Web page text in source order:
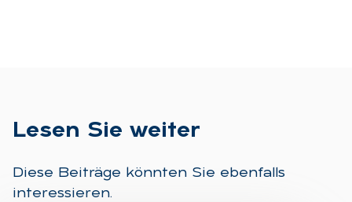
Le­sen Sie wei­ter
Diese Beiträge könnten Sie ebenfalls
interessieren.